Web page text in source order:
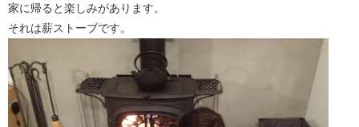
家に帰ると楽しみがあります。
それは薪ストーブです。